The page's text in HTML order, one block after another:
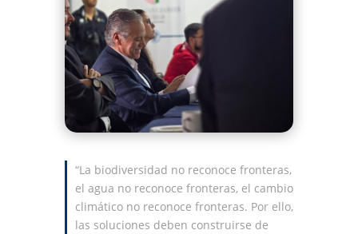
“La biodiversidad no reconoce fronteras,
el agua no reconoce fronteras, el cambio
climático no reconoce fronteras. Por ello,
las soluciones deben construirse de